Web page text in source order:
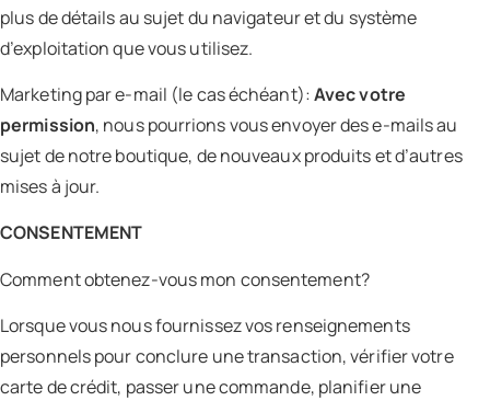
plus de détails au sujet du navigateur et du système
d’exploitation que vous utilisez.
Marketing par e-mail (le cas échéant):Avec votre
permission, nous pourrions vous envoyer des e-mails au
sujet de notre boutique, de nouveaux produits et d’autres
mises à jour.
CONSENTEMENT
Comment obtenez-vous mon consentement?
Lorsque vous nous fournissez vos renseignements
personnels pour conclure une transaction, vérifier votre
carte de crédit, passer une commande, planifier une